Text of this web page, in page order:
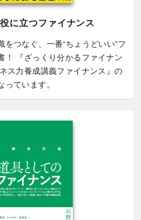
に立つファイナンス
つなぐ、一番“ちょうどいい”フ
！ 『ざっくり分かるファイナン
ス力養成講義ファイナンス』の
ています。